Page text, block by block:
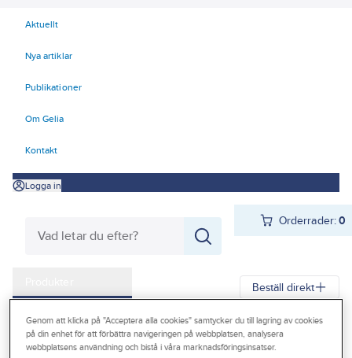
Aktuellt
Nya artiklar
Publikationer
Om Gelia
Kontakt
Logga in
Orderrader:0
Outlet
Beställ direkt
Gelia Produkter El
Installationsmateriel 11-18
17 Fastighetsautomation / IoT
LoRa Sensorer
Genom att klicka på "Acceptera alla cookies" samtycker du till lagring av cookies
på din enhet för att förbättra navigeringen på webbplatsen, analysera
webbplatsens användning och bistå i våra marknadsföringsinsatser.